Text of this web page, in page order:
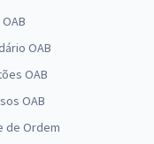
OAB
OAB
OAB
de Ordem